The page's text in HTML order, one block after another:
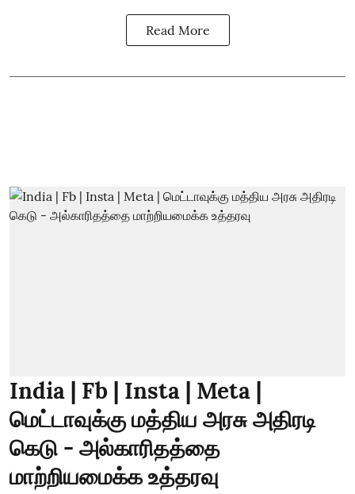
Read More
India | Fb | Insta | Meta |
மெட்டாவுக்கு மத்திய அரசு அதிரடி
கெடு - அல்காரிதத்தை
மாற்றியமைக்க உத்தரவு